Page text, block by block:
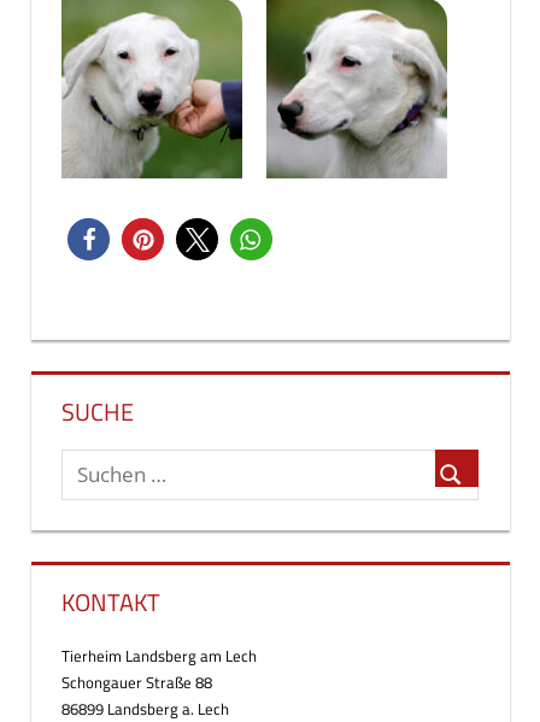
SUCHE
KONTAKT
Tierheim Landsberg am Lech
Schongauer Straße 88
86899 Landsberg a. Lech